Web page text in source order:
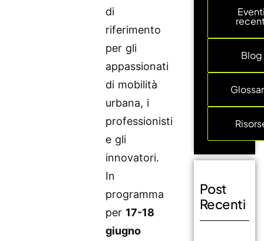
di
riferimento
per gli
appassionati
di mobilità
urbana, i
professionisti
e gli
innovatori.
In
programma
per 17-18
giugno
Blog
Post
Recenti